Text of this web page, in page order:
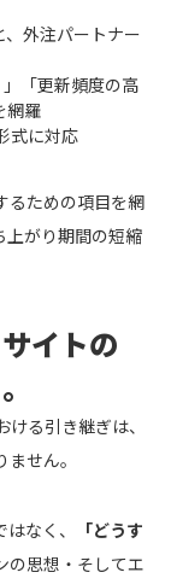
外注パートナー
」「更新頻度の高
網羅
式に対応
るための項目を網
上がり期間の短縮
イトの
る引き継ぎは、
せん。
なく、
「どうす
の思想・そしてエ